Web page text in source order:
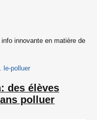
innovante en matière de
le-polluer
des élèves
polluer